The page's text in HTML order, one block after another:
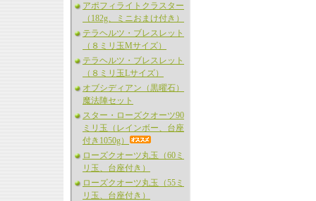
アポフィライトクラスター
（182g、ミニおまけ付き）
テラヘルツ・ブレスレット
（８ミリ玉Mサイズ）
テラヘルツ・ブレスレット
（８ミリ玉Lサイズ）
オブシディアン（黒曜石）
魔法陣セット
スター・ローズクオーツ90
ミリ玉（レインボー、台座
付き1050g）
ローズクオーツ丸玉（60ミ
リ玉、台座付き）
ローズクオーツ丸玉（55ミ
リ玉、台座付き）